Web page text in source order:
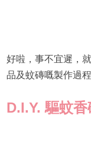
好啦，事不宜遲，
品及蚊磚嘅製作過
D.I.Y. 驅蚊香